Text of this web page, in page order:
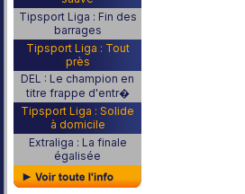
Tipsport Liga : Fin des
barrages
Tipsport Liga : Tout
près
DEL : Le champion en
titre frappe d'entr�
Tipsport Liga : Solide
à domicile
Extraliga : La finale
égalisée